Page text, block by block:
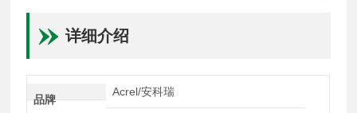
详细介绍
品牌
Acrel/安科瑞